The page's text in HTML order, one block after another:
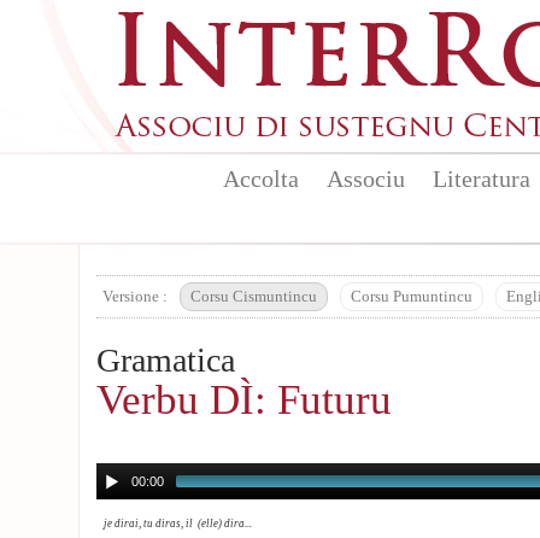
Accolta Associu Literatura
Versione : Corsu Cismuntincu Corsu Pumuntincu
Gramatica
Verbu DÌ: Futuru
00:00
je dirai, tu diras, il (elle) dira...